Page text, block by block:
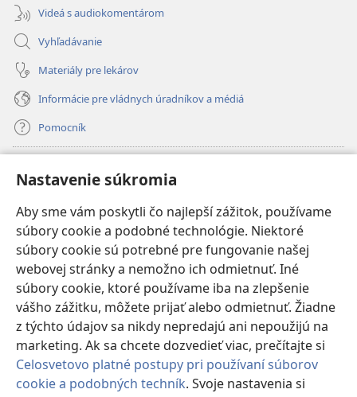
Nastavenie súkromia
Aby sme vám poskytli čo najlepší zážitok, používame
súbory cookie a podobné technológie. Niektoré
súbory cookie sú potrebné pre fungovanie našej
webovej stránky a nemožno ich odmietnuť. Iné
súbory cookie, ktoré používame iba na zlepšenie
vášho zážitku, môžete prijať alebo odmietnuť. Žiadne
z týchto údajov sa nikdy nepredajú ani nepoužijú na
marketing. Ak sa chcete dozvedieť viac, prečítajte si
Celosvetovo platné postupy pri používaní súborov
cookie a podobných techník. Svoje nastavenia si
Videá s audiokomentárom
Vyhľadávanie
Materiály pre lekárov
Informácie pre vládnych úradníkov a médiá
Pomocník
(otvorí
nové
okno)
INTERNETOVÁ KNIŽNICA Strážnej veže
(otvorí
nové
okno)JW Hub ®
(otvorí
nové
okno)JW Library
Watchtower Library